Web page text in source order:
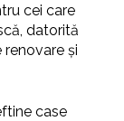
cei care
datorită
și
case